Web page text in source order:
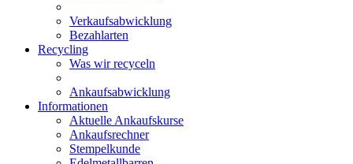
Verkaufsabwicklung
Bezahlarten
Recycling
Was wir recyceln
Ankaufsabwicklung
Informationen
Aktuelle Ankaufskurse
Ankaufsrechner
Stempelkunde